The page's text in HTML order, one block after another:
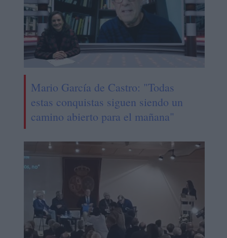
Mario García de Castro: "Todas
estas conquistas siguen siendo un
camino abierto para el mañana"